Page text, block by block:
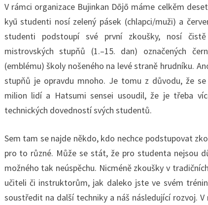
V rámci organizace Bujinkan Dōjō máme celkěm
kyū studenti nosí zelený pásek (chlapci/muži) a
studenti podstoupí své první zkoušky, nosí
mistrovských stupňů (1.–15. dan) označených
(emblému) školy nošeného na levé straně hrudníku.
stupňů je opravdu mnoho. Je tomu z důvodu, že
milion lidí a Hatsumi sensei usoudil, že je třeba
technických dovedností svých studentů.
Sem tam se najde někdo, kdo nechce podstupovat
pro to různé. Může se stát, že pro studenta nejsou
možného tak neúspěchu. Nicméně zkoušky v
učiteli či instruktorům, jak daleko jste ve svém
soustředit na další techniky a náš následující rozvoj.